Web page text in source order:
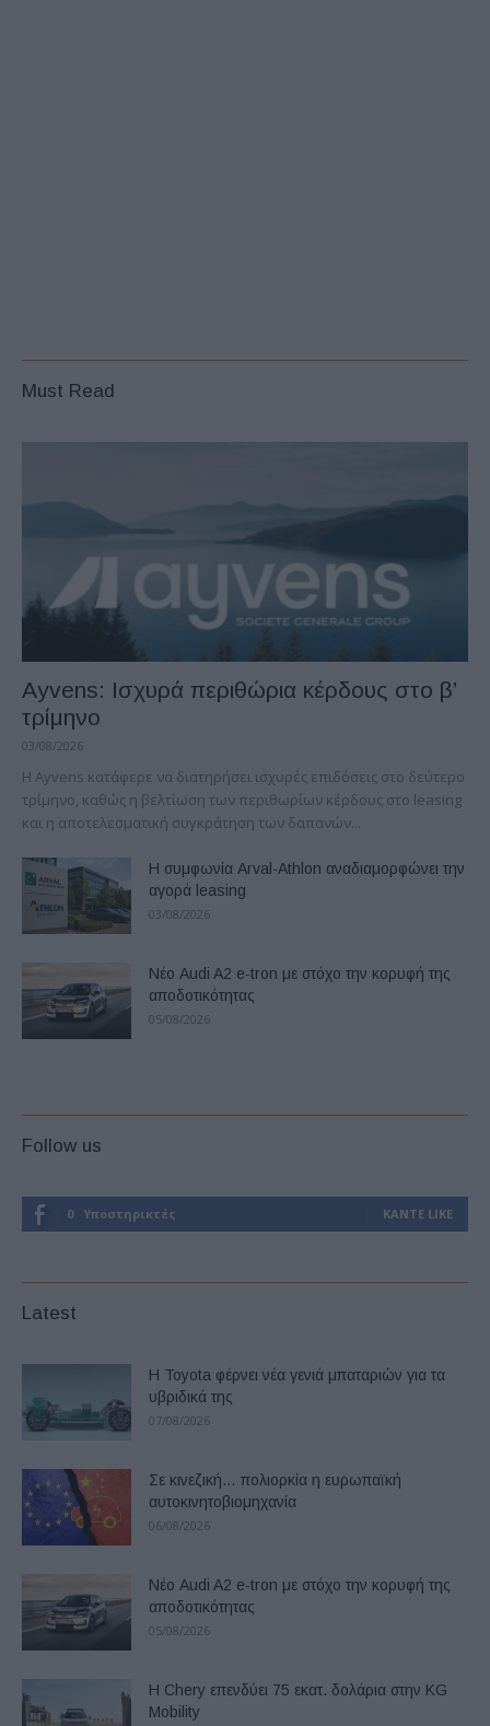
Must Read
Ayvens: Iσχυρά περιθώρια κέρδους στο β’
τρίμηνο
03/08/2026
Η Ayvens κατάφερε να διατηρήσει ισχυρές επιδόσεις στο δεύτερο
τρίμηνο, καθώς η βελτίωση των περιθωρίων κέρδους στο leasing
και η αποτελεσματική συγκράτηση των δαπανών...
Η συμφωνία Arval-Athlon αναδιαμορφώνει την
αγορά leasing
03/08/2026
Νέο Audi A2 e-tron με στόχο την κορυφή της
αποδοτικότητας
05/08/2026
Follow us
0 Υποστηρικτές ΚΆΝΤΕ LIKE
Latest
Η Toyota φέρνει νέα γενιά μπαταριών για τα
υβριδικά της
07/08/2026
Σε κινεζική… πολιορκία η ευρωπαϊκή
αυτοκινητοβιομηχανία
06/08/2026
Νέο Audi A2 e-tron με στόχο την κορυφή της
αποδοτικότητας
05/08/2026
Η Chery επενδύει 75 εκατ. δολάρια στην KG
Mobility